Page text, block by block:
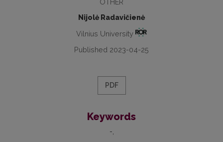
OTHER
Nijolė Radavičienė
Vilnius University
Published 2023-04-25
PDF
Keywords
-